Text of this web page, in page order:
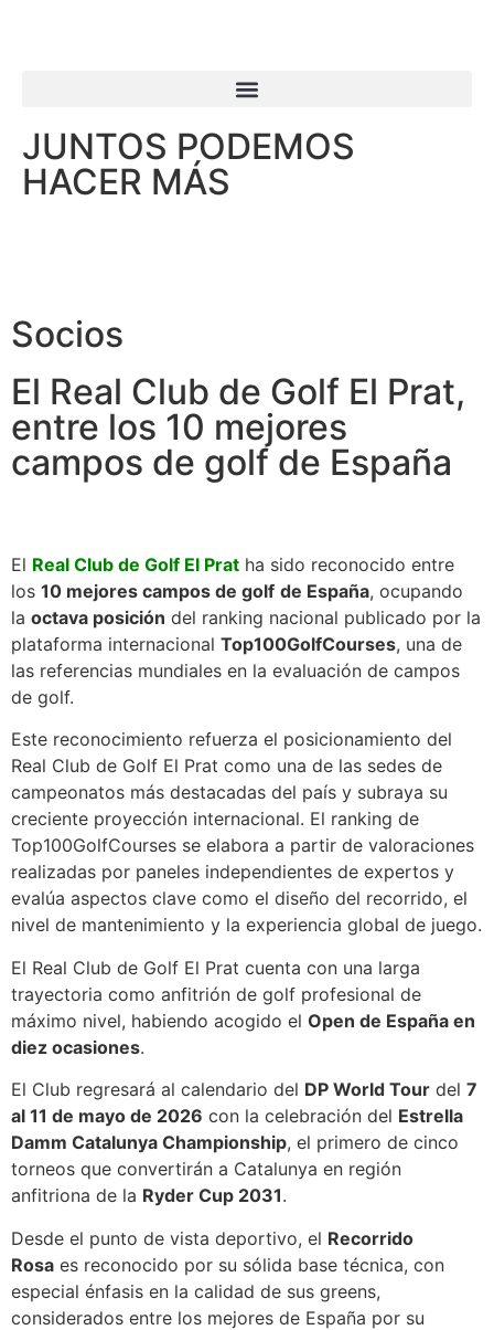
JUNTOS PODEMOS
HACER MÁS
Socios
El Real Club de Golf El Prat,
entre los 10 mejores
campos de golf de España
El Real Club de Golf El Prat ha sido reconocido entre
los 10 mejores campos de golf de España, ocupando
la octava posición del ranking nacional publicado por la
plataforma internacional Top100GolfCourses, una de
las referencias mundiales en la evaluación de campos
de golf.
Este reconocimiento refuerza el posicionamiento del
Real Club de Golf El Prat como una de las sedes de
campeonatos más destacadas del país y subraya su
creciente proyección internacional. El ranking de
Top100GolfCourses se elabora a partir de valoraciones
realizadas por paneles independientes de expertos y
evalúa aspectos clave como el diseño del recorrido, el
nivel de mantenimiento y la experiencia global de juego.
El Real Club de Golf El Prat cuenta con una larga
trayectoria como anfitrión de golf profesional de
máximo nivel, habiendo acogido el Open de España en
diez ocasiones.
El Club regresará al calendario del DP World Tour del 7
al 11 de mayo de 2026 con la celebración del Estrella
Damm Catalunya Championship, el primero de cinco
torneos que convertirán a Catalunya en región
anfitriona de la Ryder Cup 2031.
Desde el punto de vista deportivo, el Recorrido
Rosa es reconocido por su sólida base técnica, con
especial énfasis en la calidad de sus greens,
considerados entre los mejores de España por su